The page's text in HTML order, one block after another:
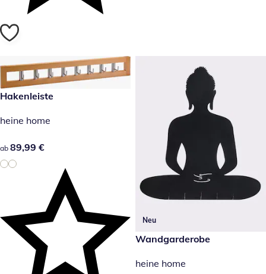
89,99 €
Hakenleiste
heine home
89,99 €
ab 89,99 €
Neu
89,99 €
Wandgarderobe
heine home